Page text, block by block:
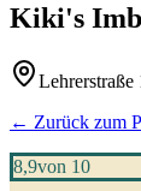
Kiki's
← Zurück zum
8,9von 10